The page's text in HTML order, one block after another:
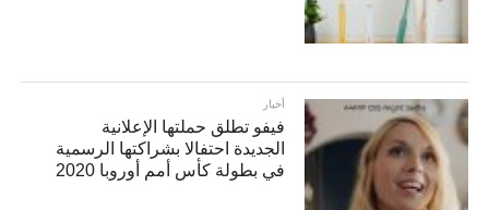
أخبار
فيفو تطلق حملتها الإعلانية
الجديدة احتفالا بشراكتها الرسمية
في بطولة كأس أمم أوروبا 2020